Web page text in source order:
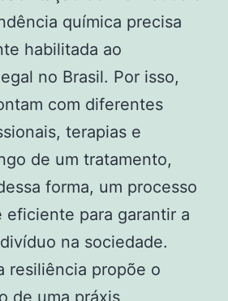
química precisa
habilitada ao
no Brasil. Por isso,
com diferentes
terapias e
de um tratamento,
forma, um processo
eficiente para garantir a
na sociedade.
resiliência propõe o